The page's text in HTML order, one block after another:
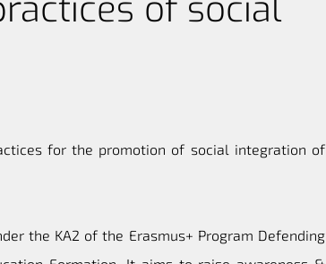
for the promotion of social integration of
the KA2 of the Erasmus+ Program Defending